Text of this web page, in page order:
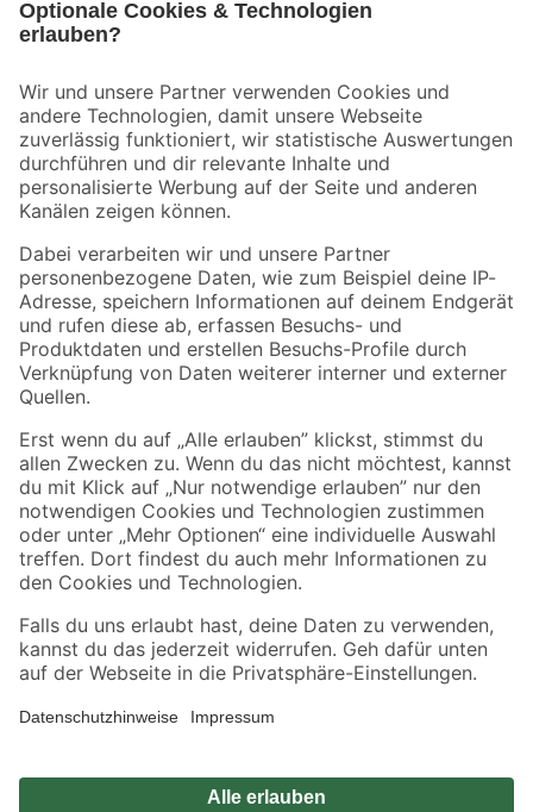
Der toom Newsletter: Keine Angebote und Aktionen mehr verpassen!
Zur Newsletter Anmeldung
Folge uns
Zahlungsarten Versandarten
Sicher einkaufen
Jetzt die toom-App herunterladen
Alle Preisangaben in EUR inkl. gesetzl. MwSt.. Die dargestellten Angebote sind unter
Umständen nicht in allen Märkten verfügbar. Die angegebenen Verfügbarkeiten beziehen
Produkte nur solange der Vorrat reicht.
*Paketversand ab 59 € versandkostenfrei, gilt nicht für Artikel mit Speditionsversand, hier
Privatsphäre Impressum